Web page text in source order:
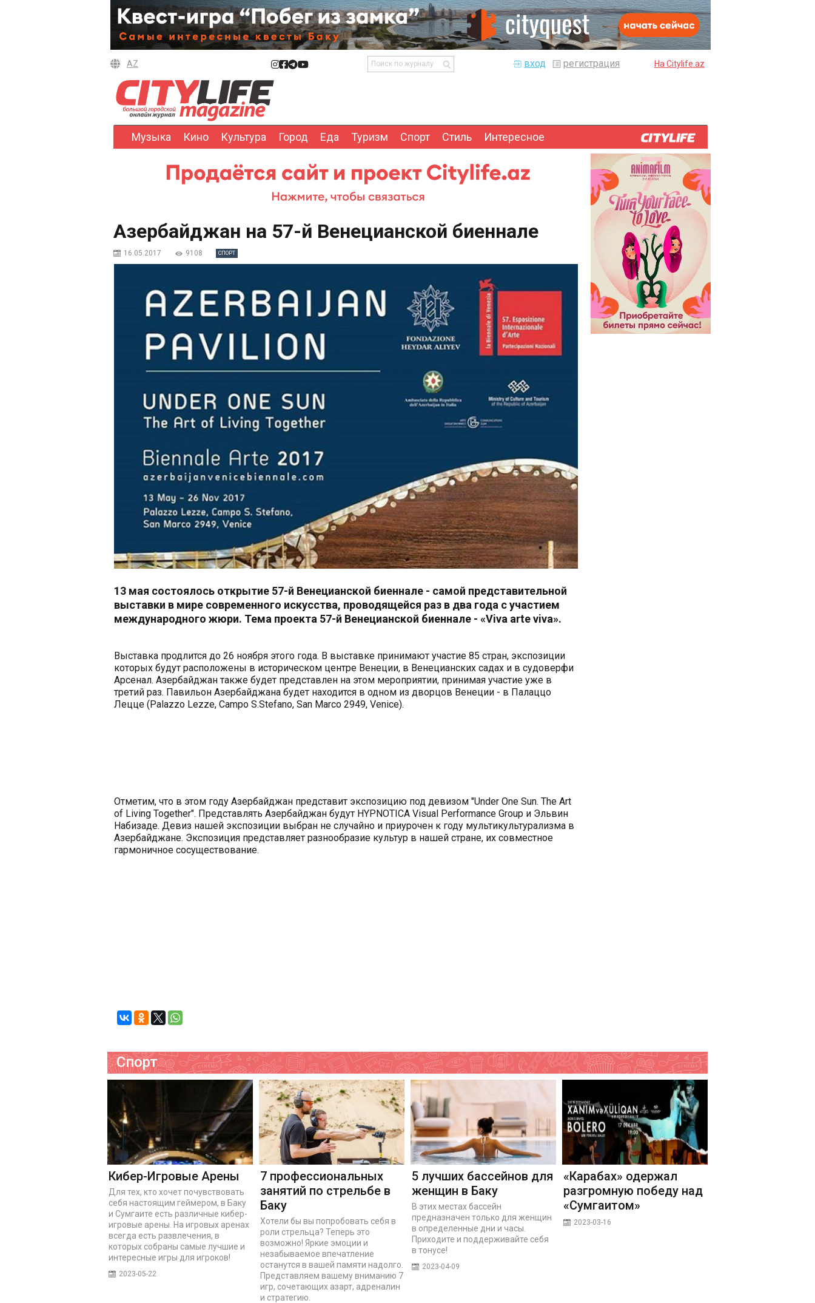
AZ регистрация
вход На Citylife.az
Музыка Кино Культура Город Еда Туризм Спорт Стиль Интересное
Азербайджан на 57-й Венецианской биеннале
16.05.2017 9108 СПОРТ
13 мая состоялось открытие 57-й Венецианской биеннале - самой представительной
выставки в мире современного искусства, проводящейся раз в два года с участием
международного жюри. Тема проекта 57-й Венецианской биеннале - «Viva arte viva».
Выставка продлится до 26 ноября этого года. В выставке принимают участие 85 стран, экспозиции
которых будут расположены в историческом центре Венеции, в Венецианских садах и в судоверфи
Арсенал. Азербайджан также будет представлен на этом мероприятии, принимая участие уже в
третий раз. Павильон Азербайджана будет находится в одном из дворцов Венеции - в Палаццо
Лецце (Palazzo Lezze, Campo S.Stefano, San Marco 2949, Venice).
Отметим, что в этом году Азербайджан представит экспозицию под девизом "Under One Sun. The Art
of Living Together". Представлять Азербайджан будут HYPNOTICA Visual Performance Group и Эльвин
Набизаде. Девиз нашей экспозиции выбран не случайно и приурочен к году мультикультурализма в
Азербайджане. Экспозиция представляет разнообразие культур в нашей стране, их совместное
гармоничное сосуществование.
Спорт
Кибер-Игровые Арены
Для тех, кто хочет почувствовать
себя настоящим геймером, в Баку
и Сумгаите есть различные кибер-
игровые арены. На игровых аренах
всегда есть развлечения, в
которых собраны самые лучшие и
интересные игры для игроков!
2023-05-22
7 профессиональных
занятий по стрельбе в
Баку
Хотели бы вы попробовать себя в
роли стрельца? Теперь это
возможно! Яркие эмоции и
незабываемое впечатление
останутся в вашей памяти надолго.
Представляем вашему вниманию 7
игр, сочетающих азарт, адреналин
и стратегию.
5 лучших бассейнов для
женщин в Баку
В этих местах бассейн
предназначен только для женщин
в определенные дни и часы.
Приходите и поддерживайте себя
в тонусе!
2023-04-09
«Карабах» одержал
разгромную победу над
«Сумгаитом»
2023-03-16